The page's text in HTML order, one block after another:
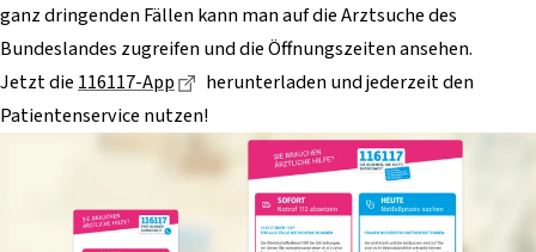
ganz dringenden Fällen kann man auf die Arztsuche des
Bundeslandes zugreifen und die Öffnungszeiten ansehen.
Jetzt die 116117-App Dieser Link führt zu einer externen Seite
herunterladen und jederzeit den
Patientenservice nutzen!